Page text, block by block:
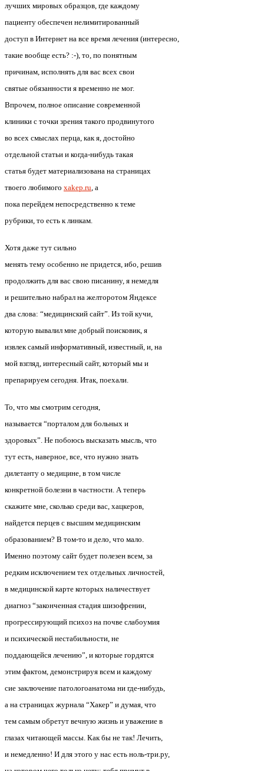
лучших мировых образцов, где каждому
пациенту обеспечен нелимитированный
доступ в Интернет на все время лечения (интересно,
такие вообще есть? :-), то, по понятным
причинам, исполнять для вас всех свои
святые обязанности я временно не мог.
Впрочем, полное описание современной
клиники с точки зрения такого продвинутого
во всех смыслах перца, как я, достойно
отдельной статьи и когда-нибудь такая
статья будет материализована на страницах
твоего любимого xakep.ru , а
пока перейдем непосредственно к теме
рубрики, то есть к линкам.
Хотя даже тут сильно
менять тему особенно не придется, ибо, решив
продолжить для вас свою писанину, я немедля
и решительно набрал на желторотом Яндексе
два слова: “медицинский сайт”. Из той кучи,
которую вывалил мне добрый поисковик, я
извлек самый информативный, известный, и, на
мой взгляд, интересный сайт, который мы и
препарируем сегодня. Итак, поехали.
То, что мы смотрим сегодня,
называется “порталом для больных и
здоровых”. Не побоюсь высказать мысль, что
тут есть, наверное, все, что нужно знать
дилетанту о медицине, в том числе
конкретной болезни в частности. А теперь
скажите мне, сколько среди вас, хацкеров,
найдется перцев с высшим медицинским
образованием? В том-то и дело, что мало.
Именно поэтому сайт будет полезен всем, за
редким исключением тех отдельных личностей,
в медицинской карте которых наличествует
диагноз “законченная стадия шизофрении,
прогрессирующий психоз на почве слабоумия
и психической нестабильности, не
поддающейся лечению”, и которые гордятся
этим фактом, демонстрируя всем и каждому
сие заключение патологоанатома ни где-нибудь,
а на страницах журнала “Хакер” и думая, что
тем самым обретут вечную жизнь и уважение в
глазах читающей массы. Как бы не так! Лечить,
и немедленно! И для этого у нас есть ноль-три.ру,